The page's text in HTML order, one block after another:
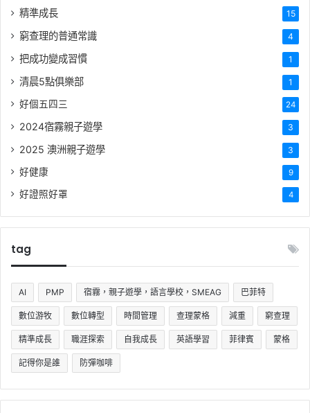
精準成長 15
窮查理的普通常識 4
把成功變成習慣 1
清晨5點俱樂部 1
好個五四三 24
2024宿霧親子遊學 3
2025 澳洲親子遊學 3
好健康 9
好證照好罩 4
tag
AI PMP 宿霧，親子遊學，語言學校，SMEAG 巴菲特
數位游牧 數位轉型 時間管理 查理蒙格 減重 窮查理
精準成長 職涯探索 自我成長 英語學習 菲律賓 蒙格
記得你是誰 防彈咖啡